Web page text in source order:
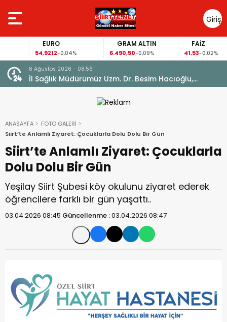
Giriş
Yap
EURO
54,9212 -0,04%
GRAM ALTIN
6.490,50 -0,09% -0,02%
6 Ağustos 2026 - 08:56
İl Sağlık Müdürümüz Uzm. Dr. Besim Hacıoğlu,
Kurtalan Sağlıklı Hayat Merkezini Ziyaret Etti
ANASAYFA
FOTO GALERİ
Siirt’te Anlamlı Ziyaret: Çocuklarla Dolu Dolu Bir Gün
Siirt’te Anlamlı Ziyaret: Çocuklarla
Dolu Dolu Bir Gün
Yeşilay Siirt Şubesi köy okulunu ziyaret ederek
öğrencilere farklı bir gün yaşattı..
03.04.2026 08:45 Güncellenme :03.04.2026 08:47